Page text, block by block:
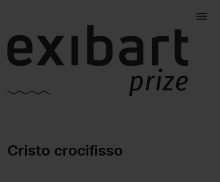
Cristo crocifisso